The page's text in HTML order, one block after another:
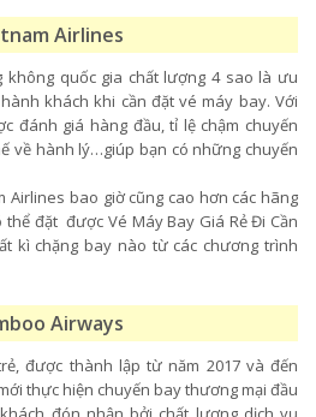
Airlines
không quốc gia chất lượng 4 sao là ưu
khách khi cần đặt vé máy bay. Với
đánh giá hàng đầu, tỉ lệ chậm chuyến
về hành lý…giúp bạn có những chuyến
Airlines bao giờ cũng cao hơn các hãng
đặt được Vé Máy Bay Giá Rẻ Đi Cần
kì chặng bay nào từ các chương trình
Airways
được thành lập từ năm 2017 và đến
thực hiện chuyến bay thương mại đầu